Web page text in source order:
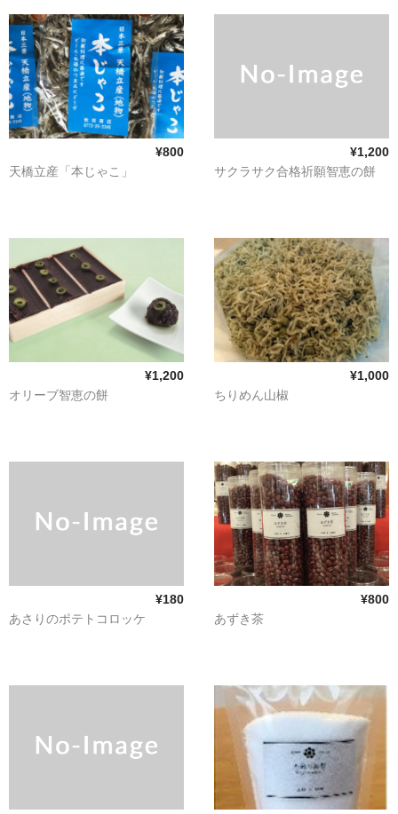
¥800
天橋立産「本じゃこ」
¥1,200
サクラサク合格祈願智恵の餅
¥1,200
オリーブ智恵の餅
¥1,000
ちりめん山椒
¥180
あさりのポテトコロッケ
¥800
あずき茶